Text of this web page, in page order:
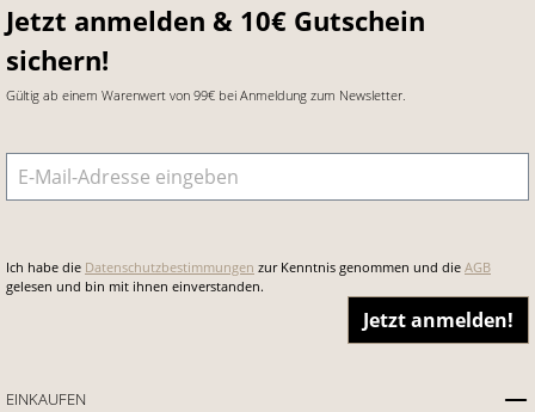
Jetzt anmelden & 10€ Gutschein
sichern!
Gültig ab einem Warenwert von 99€ bei Anmeldung zum Newsletter.
E-Mail-Adresse
Ich habe die Datenschutzbestimmungen zur Kenntnis genommen und die AGB
gelesen und bin mit ihnen einverstanden.
Jetzt anmelden!
EINKAUFEN